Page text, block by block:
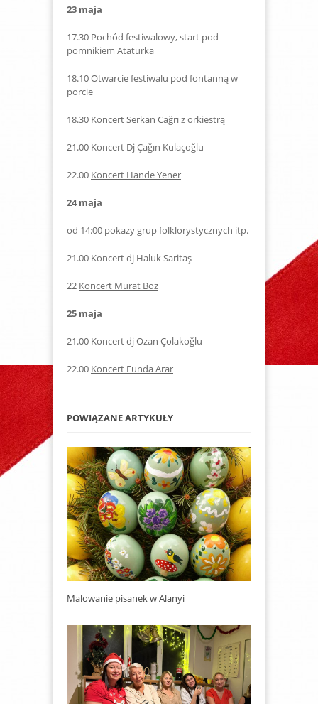
23 maja
17.30 Pochód festiwalowy, start pod
pomnikiem Ataturka
18.10 Otwarcie festiwalu pod fontanną w
porcie
18.30 Koncert Serkan Cağrı z orkiestrą
21.00 Koncert Dj Çağın Kulaçoğlu
22.00 Koncert Hande Yener
24 maja
od 14:00 pokazy grup folklorystycznych itp.
21.00 Koncert dj Haluk Saritaş
22 Koncert Murat Boz
25 maja
21.00 Koncert dj Ozan Çolakoğlu
22.00 Koncert Funda Arar
POWIĄZANE ARTYKUŁY
Malowanie pisanek w Alanyi